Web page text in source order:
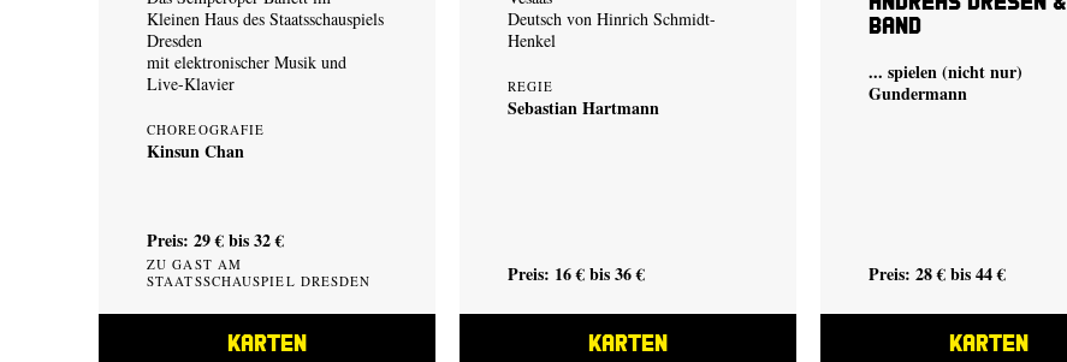
Kleinen Haus des Staatsschauspiels
Dresden
mit elektronischer Musik und
Live-Klavier
CHOREOGRAFIE
Kinsun Chan
Preis: 29 € bis 32 €
ZU GAST AM
STAATSSCHAUSPIEL DRESDEN
KARTEN
Deutsch von Hinrich Schmidt-
Henkel
REGIE
Sebastian Hartmann
Preis: 16 € bis 36 €
KARTEN
Band
... spielen (nicht nur)
Gundermann
Preis: 28 € bis 44 €
KARTEN